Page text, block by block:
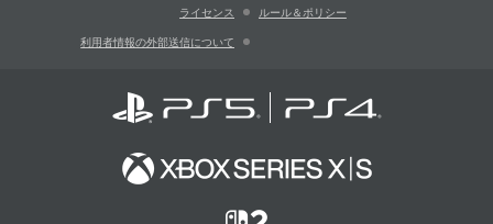
ライセンス ルール＆ポリシー
利用者情報の外部送信について